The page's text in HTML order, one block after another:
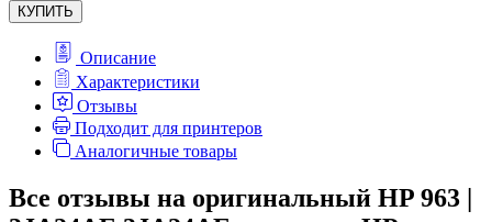
КУПИТЬ
Описание
Характеристики
Отзывы
Подходит для принтеров
Аналогичные товары
Все отзывы на оригинальный HP 963 |